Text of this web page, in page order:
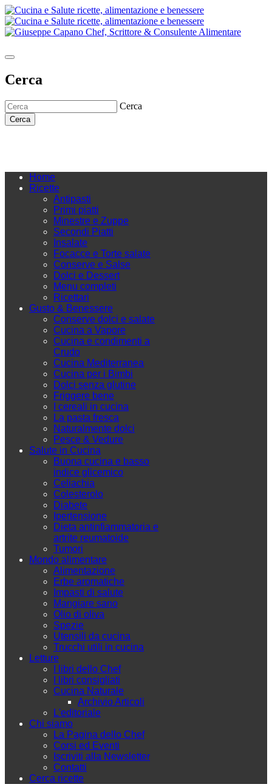
Cerca
Cerca
Cerca
Home
Ricette
Antipasti
Primi piatti
Minestre e Zuppe
Secondi Piatti
Insalate
Focacce e Torte salate
Conserve e Salse
Dolci e Dessert
Menu completi
Ricettari
Gusto & Benessere
Conserve dolci e salate
Cucina a Vapore
Cucina e condimenti a
Crudo
Cucina Mediterranea
Cucina per i Bimbi
Dolci senza glutine
Friggere bene
I cereali in cucina
La pasta fresca
Naturalmente dolci
Pesce & Vedure
Salute in Cucina
Buona cucina e basso
indice glicemico
Celiachia
Colesterolo
Diabete
Ipertensione
Dieta antinfiammatoria e
artrite reumatoide
Tumori
Mondo alimentare
Alimentazione
Erbe aromatiche
Impasti di salute
Mangiare sano
Olio di oliva
Spezie
Utensili da cucina
Trucchi utili in cucina
Letture
I libri dello Chef
I libri consigliati
Cucina Naturale
Archivio Articoli
L'editoriale
Chi siamo
La Pagina dello Chef
Corsi ed Eventi
Iscriviti alla Newsletter
Contatti
Cerca ricette